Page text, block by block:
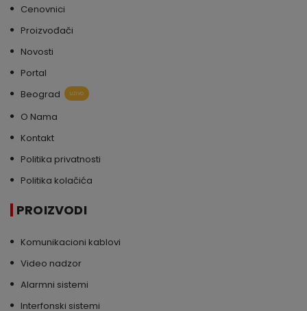
Cenovnici
Proizvođači
Novosti
Portal
Beograd
uživo
O Nama
Kontakt
Politika privatnosti
Politika kolačića
PROIZVODI
Komunikacioni kablovi
Video nadzor
Alarmni sistemi
Interfonski sistemi